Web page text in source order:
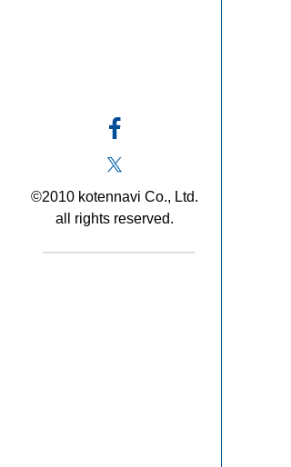
©2010 kotennavi Co., Ltd.
all rights reserved.